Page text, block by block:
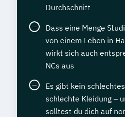
Durchschnitt
Dass eine Menge
von einem Leben in
wirkt sich auch
NCs aus
Es gibt kein
schlechte Kleidung –
solltest du dich auf